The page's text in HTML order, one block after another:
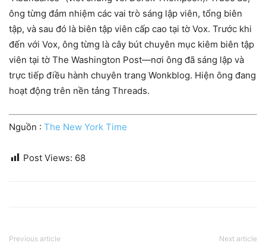
ông từng đảm nhiệm các vai trò sáng lập viên, tổng biên
tập, và sau đó là biên tập viên cấp cao tại tờ Vox. Trước khi
đến với Vox, ông từng là cây bút chuyên mục kiêm biên tập
viên tại tờ The Washington Post—nơi ông đã sáng lập và
trực tiếp điều hành chuyên trang Wonkblog. Hiện ông đang
hoạt động trên nền tảng Threads.
Nguồn : The New York Time
Post Views: 68
Previous article Next article